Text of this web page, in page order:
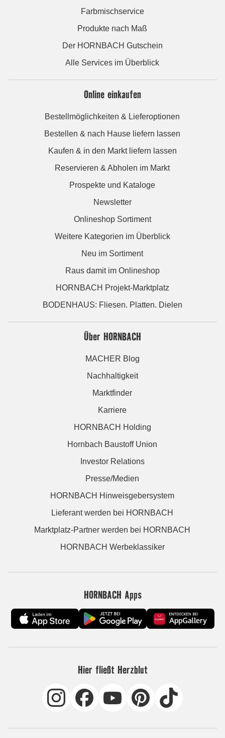
Farbmischservice
Produkte nach Maß
Der HORNBACH Gutschein
Alle Services im Überblick
Online einkaufen
Bestellmöglichkeiten & Lieferoptionen
Bestellen & nach Hause liefern lassen
Kaufen & in den Markt liefern lassen
Reservieren & Abholen im Markt
Prospekte und Kataloge
Newsletter
Onlineshop Sortiment
Weitere Kategorien im Überblick
Neu im Sortiment
Raus damit im Onlineshop
HORNBACH Projekt-Marktplatz
BODENHAUS: Fliesen. Platten. Dielen
Über HORNBACH
MACHER Blog
Nachhaltigkeit
Marktfinder
Karriere
HORNBACH Holding
Hornbach Baustoff Union
Investor Relations
Presse/Medien
HORNBACH Hinweisgebersystem
Lieferant werden bei HORNBACH
Marktplatz-Partner werden bei HORNBACH
HORNBACH Werbeklassiker
HORNBACH Apps
Hier fließt Herzblut